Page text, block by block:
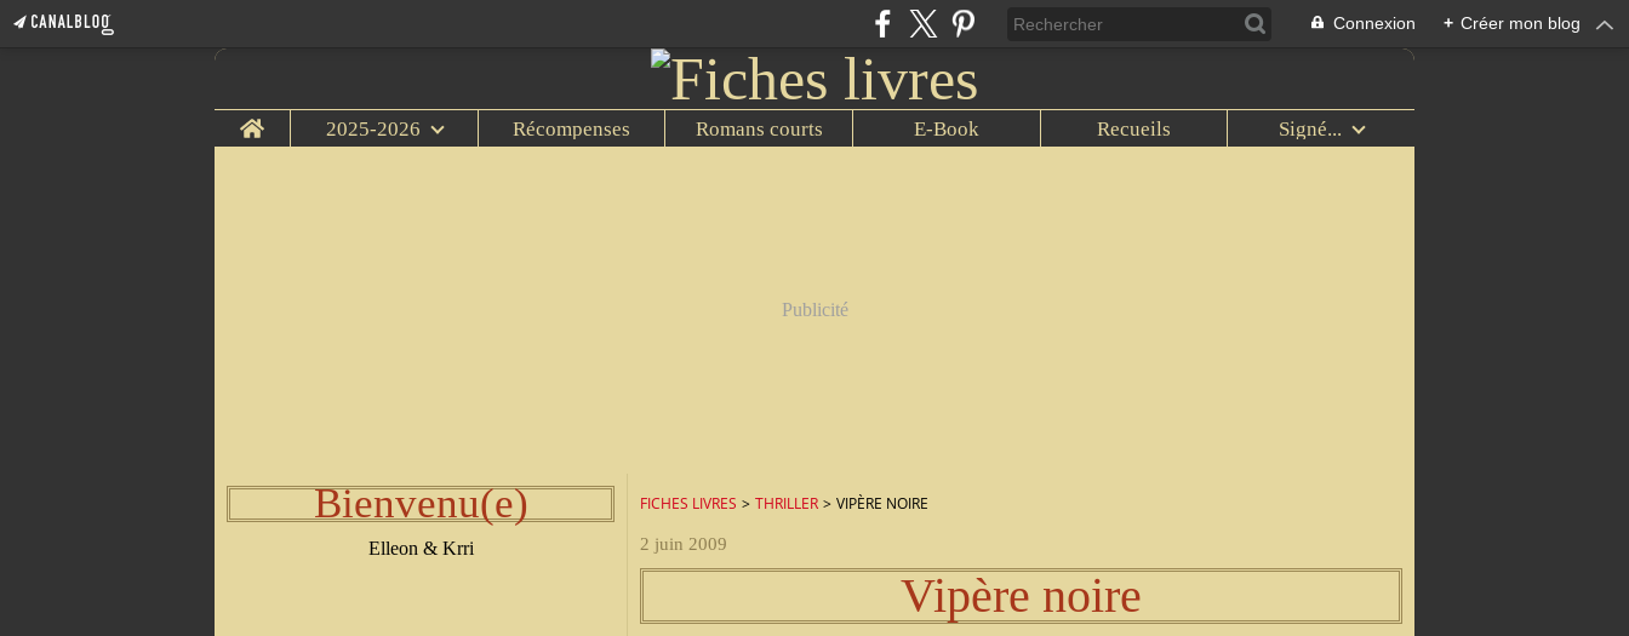
Connexion + Créer mon blog
Home 2025-2026 Récompenses Romans courts E-Book Recueils Signé...
Publicité
Bienvenu(e)
Elleon & Krri
FICHES LIVRES > THRILLER > VIPÈRE NOIRE
2 juin 2009
Vipère noire